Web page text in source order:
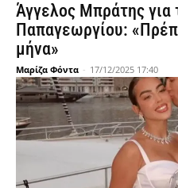
Άγγελος Μπράτης για
Παπαγεωργίου:
μήνα»
Μαρίζα Φόντα - 17/12/2025 17:40